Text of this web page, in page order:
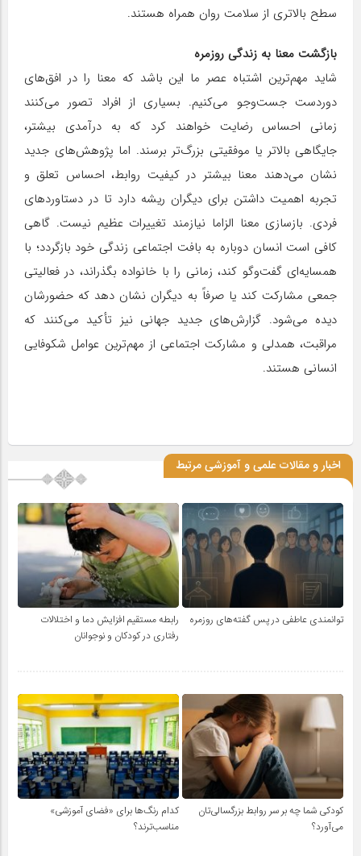
سطح بالاتری از سلامت روان همراه هستند.
بازگشت معنا به زندگی روزمره
شاید مهم‌‌ترین اشتباه عصر ما این باشد که معنا را در افق‌های
دوردست جست‌وجو می‌کنیم. بسیاری از افراد تصور می‌کنند
زمانی احساس رضایت خواهند کرد که به درآمدی بیشتر،
جایگاهی بالاتر یا موفقیتی بزرگ‌تر برسند. اما پژوهش‌‌های جدید
نشان می‌دهند معنا بیشتر در کیفیت روابط، احساس تعلق و
تجربه اهمیت داشتن برای دیگران ریشه دارد تا در دستاوردهای
فردی. بازسازی معنا الزاما نیازمند تغییرات عظیم نیست. گاهی
کافی است انسان دوباره به بافت اجتماعی زندگی خود بازگردد؛ با
همسایه‌ای گفت‌وگو کند، زمانی را با خانواده بگذراند، در فعالیتی
جمعی مشارکت کند یا صرفاً به دیگران نشان دهد که حضورشان
دیده می‌شود. گزارش‌های جدید جهانی نیز تأکید می‌کنند که
مراقبت، همدلی و مشارکت اجتماعی از مهم‌ترین عوامل شکوفایی
انسانی هستند.
اخبار و مقالات علمی و آموزشی مرتبط
توانمندی عاطفی در پس گفته‌های روزمره
رابطه مستقیم افزایش دما و اختلالات
رفتاری در کودکان و نوجوانان
کودکی شما چه بر سر روابط بزرگسالی‌تان
می‌آورد؟
کدام رنگ‌ها برای «فضای آموزشی»
مناسب‌ترند؟